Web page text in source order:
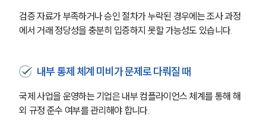
그룹소개
대륜의 강점
오시는 길
글로벌 파트너 로펌
검증 자료가 부족하거나 승인 절차가 누락된 경우에는 조사 과정
에서 거래 정당성을 충분히 입증하지 못할 가능성도 있습니다.
내부 통제 체계 미비가 문제로 다뤄질 때
국제 사업을 운영하는 기업은 내부 컴플라이언스 체계를 통해 해
외 규정 준수 여부를 관리해야 합니다.